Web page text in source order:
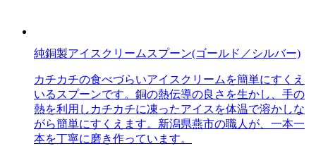
純銅製アイスクリームスプーン(ゴールド／シルバー)
カチカチの食べづらいアイスクリームを簡単にすくえ
いるスプーンです。銅の熱伝導の良さを生かし、手の
熱を利用しカチカチに凍ったアイスを体温で溶かしな
がら簡単にすくえます。新潟県燕市の職人が、一本一
本を丁寧に磨き作っています。